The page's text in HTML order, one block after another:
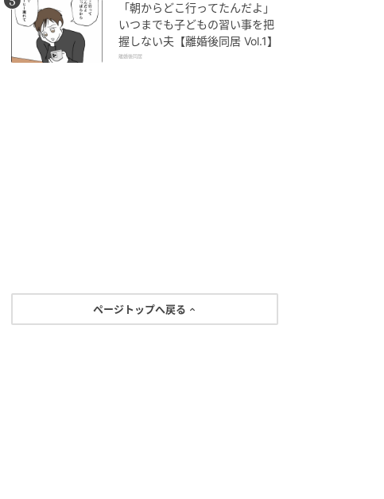
「朝からどこ行ってたんだよ」
いつまでも子どもの習い事を把
握しない夫【離婚後同居 Vol.1】
離婚後同居
ページトップへ戻る